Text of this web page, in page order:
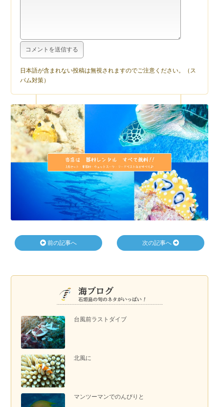
台風前ラストダイブ
北風に
マンツーマンでのんびりと
日本語が含まれない投稿は無視されますのでご注意ください。（ス
パム対策）
前の記事へ 次の記事へ